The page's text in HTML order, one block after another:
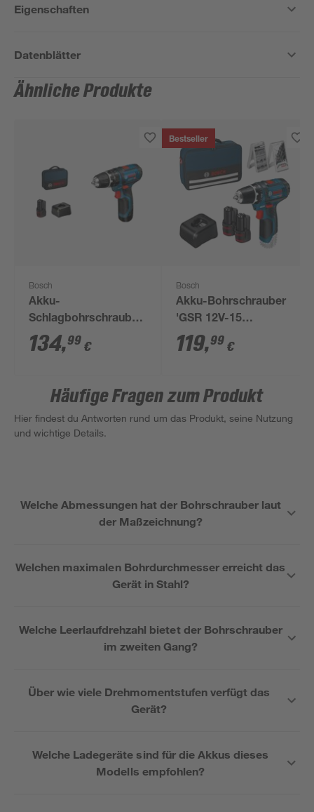
Eigenschaften
Datenblätter
Ähnliche Produkte
Bosch
Akku-
Schlagbohrschrauber
'GSB 12V-15
Professional' 2 x 2,0
134,99 €
Bestseller
Bosch
Akku-Bohrschrauber
'GSR 12V-15
Professional' mit 2
Akkus, Tasche und
119,99 €
Häufige Fragen zum Produkt
Hier findest du Antworten rund um das Produkt, seine Nutzung
und wichtige Details.
Welche Abmessungen hat der Bohrschrauber laut
der Maßzeichnung?
Welchen maximalen Bohrdurchmesser erreicht das
Gerät in Stahl?
Welche Leerlaufdrehzahl bietet der Bohrschrauber
im zweiten Gang?
Über wie viele Drehmomentstufen verfügt das
Gerät?
Welche Ladegeräte sind für die Akkus dieses
Modells empfohlen?